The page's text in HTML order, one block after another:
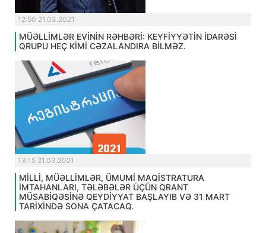
12:50 21.03.2021
MÜƏLLİMLƏR EVİNİN RƏHBƏRİ: KEYFİYYƏTİN İDARƏSİ
QRUPU HEÇ KİMİ CƏZALANDIRA BİLMƏZ.
13:15 21.03.2021
MİLLİ, MÜƏLLİMLƏR, ÜMUMİ MAQİSTRATURA
İMTAHANLARI, TƏLƏBƏLƏR ÜÇÜN QRANT
MÜSABİQƏSİNƏ QEYDİYYAT BAŞLAYIB VƏ 31 MART
TARİXİNDƏ SONA ÇATACAQ.